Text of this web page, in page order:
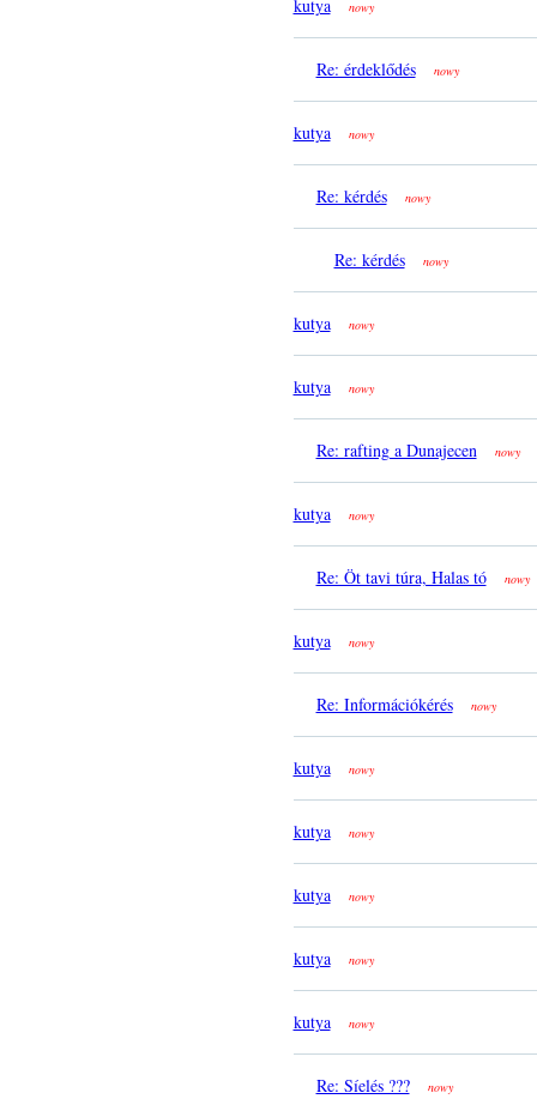
kutya nowy
Re: érdeklődés nowy
kutya nowy
Re: kérdés nowy
Re: kérdés nowy
kutya nowy
kutya nowy
Re: rafting a Dunajecen nowy
kutya nowy
Re: Öt tavi túra, Halas tó nowy
kutya nowy
Re: Információkérés nowy
kutya nowy
kutya nowy
kutya nowy
kutya nowy
kutya nowy
Re: Síelés ??? nowy